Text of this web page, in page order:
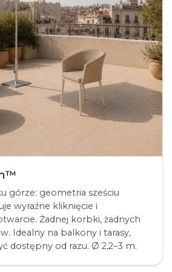
górze: geometria sześciu
wyraźne kliknięcie i
Żadnej korbki, żadnych
Idealny na balkony i tarasy,
dostępny od razu. Ø 2,2–3 m.